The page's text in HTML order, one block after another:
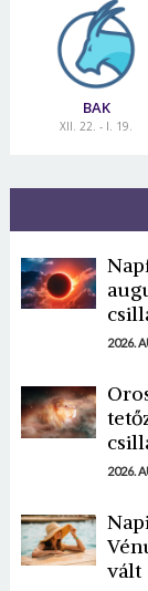
BAK
XII. 22. - I. 19.
2026.
2026.
vált